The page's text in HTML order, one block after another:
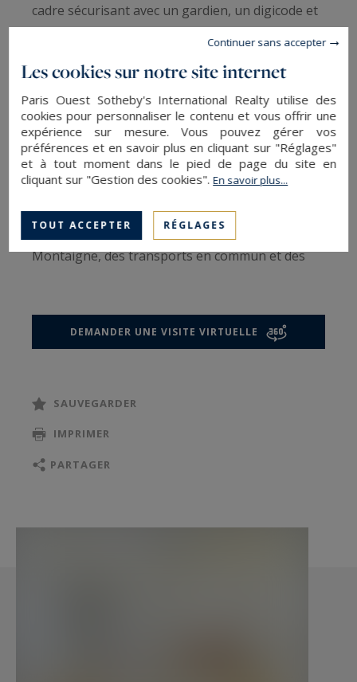
cadre sécurisant avec un gardien, un digicode et
une porte blindée. L'appartement de quatre
double séjour avec cuisine ouverte aménagée et
équipée, trois chambres, une salle de bain, une
salle d'eau avec WC ainsi que des toilettes
séparées. Appartement lumineux bénéficiant de
beaux volumes et du charme de l'ancien avec son
parquet point de Hongrie, ses moulures et ses
cheminées. Une cave de 8m complète ce bien.
Emplacement idéal, à proximité de l'Avenue
Montaigne, des transports en commun et des
DEMANDER UNE VISITE VIRTUELLE
SAUVEGARDER
IMPRIMER
PARTAGER
Les cookies sur notre site internet
Paris Ouest Sotheby's International Realty utilise des
cookies pour personnaliser le contenu et vous offrir une
expérience sur mesure. Vous pouvez gérer vos
préférences et en savoir plus en cliquant sur "Réglages"
et à tout moment dans le pied de page du site en
cliquant sur "Gestion des cookies".En savoir plus...
TOUT ACCEPTER RÉGLAGES
Continuer sans accepter